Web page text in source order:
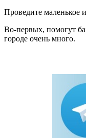
Проведите маленькое
Во-первых, помогут
городе очень много.